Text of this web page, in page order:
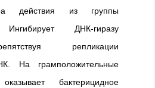
действия из группы
Ингибирует ДНК-гиразу
репликации
На грамположительные
бактерицидное